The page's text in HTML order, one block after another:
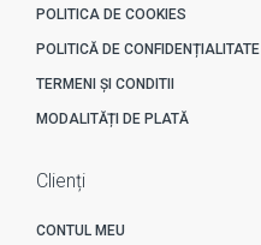
POLITICA DE COOKIES
POLITICĂ DE CONFIDENȚIALITATE
TERMENI ȘI CONDITII
MODALITĂȚI DE PLATĂ
Clienți
CONTUL MEU